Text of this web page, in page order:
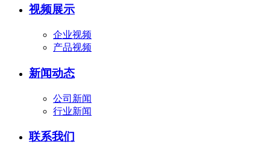
视频展示
企业视频
产品视频
新闻动态
公司新闻
行业新闻
联系我们